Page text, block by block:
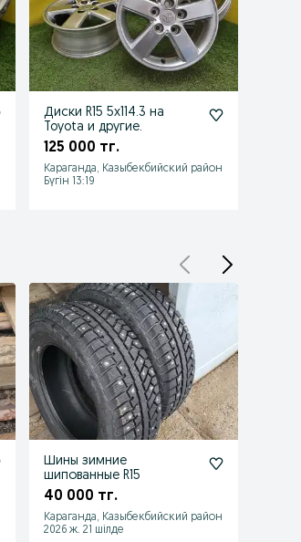
Диски R15 5x114.3 на
Toyota и другие.
125 000 тг.
Караганда, Казыбекбийский район
Бүгін 13:19
Шины зимние
шипованные R15
40 000 тг.
Караганда, Казыбекбийский район
2026 ж. 21 шілде